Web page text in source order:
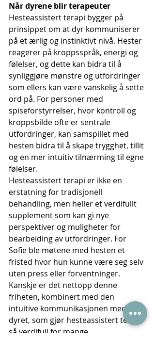
Når dyrene blir terapeuter
Hesteassistert terapi bygger på
prinsippet om at dyr kommuniserer
på et ærlig og instinktivt nivå. Hester
reagerer på kroppsspråk, energi og
følelser, og dette kan bidra til å
synliggjøre mønstre og utfordringer
som ellers kan være vanskelig å sette
ord på. For personer med
spiseforstyrrelser, hvor kontroll og
kroppsbilde ofte er sentrale
utfordringer, kan samspillet med
hesten bidra til å skape trygghet, tillit
og en mer intuitiv tilnærming til egne
følelser.
Hesteassistert terapi er ikke en
erstatning for tradisjonell
behandling, men heller et verdifullt
supplement som kan gi nye
perspektiver og muligheter for
bearbeiding av utfordringer. For
Sofie ble møtene med hesten et
fristed hvor hun kunne være seg selv
uten press eller forventninger.
Kanskje er det nettopp denne
friheten, kombinert med den
intuitive kommunikasjonen med
dyret, som gjør hesteassistert terapi
så verdifull for mange.